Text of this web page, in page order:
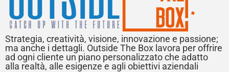
Strategia, creatività, visione, innovazione e passione;
ma anche i dettagli. Outside The Box lavora per offrire
ad ogni cliente un piano personalizzato che adatto
alla realtà, alle esigenze e agli obiettivi aziendali